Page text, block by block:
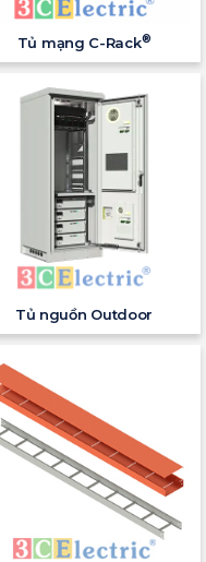
Tủ mạng C-Rack®
Tủ nguồn Outdoor